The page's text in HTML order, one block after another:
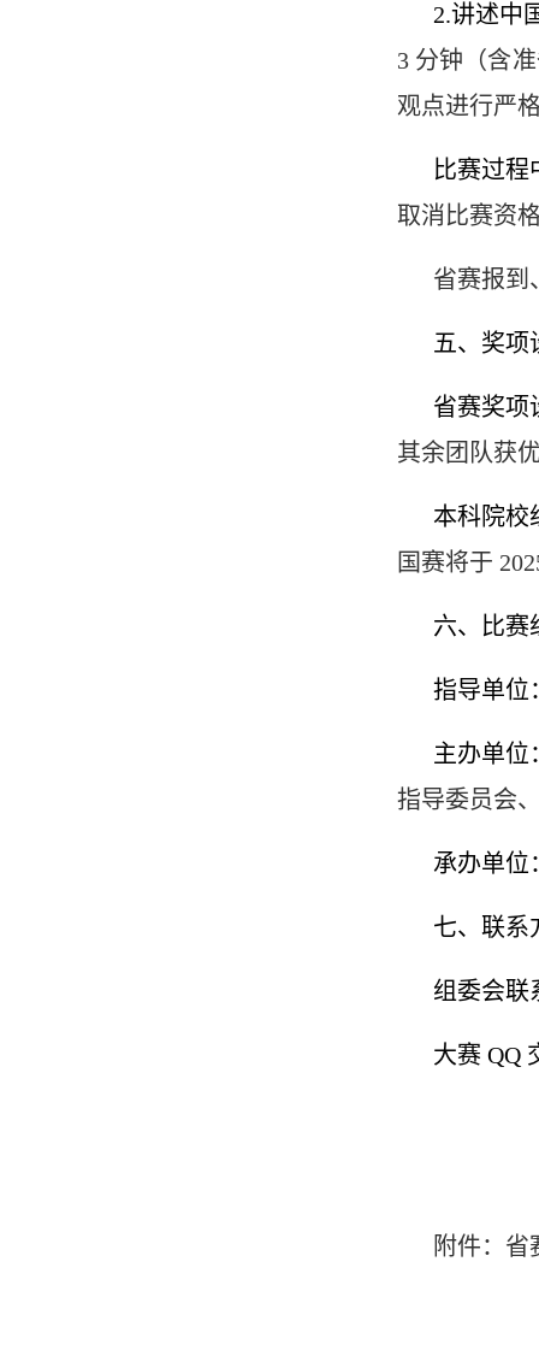
2.讲述中
3 分钟（含
观点进行严
比赛过
取消比赛资
省赛报到
五、奖项
省赛奖项
其余团队获
本科院校
国赛将于
六、比赛
指导单位
主办单位
指导委员会
承办单位
七、联系
组委会联
大赛 QQ
附件：省